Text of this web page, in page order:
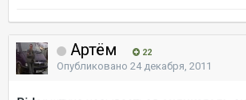
Артём 22
Опубликовано 24 декабря, 2011